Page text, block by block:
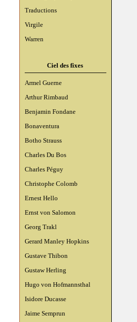
Traductions
Virgile
Warren
Ciel des fixes
Armel Guerne
Arthur Rimbaud
Benjamin Fondane
Bonaventura
Botho Strauss
Charles Du Bos
Charles Péguy
Christophe Colomb
Ernest Hello
Ernst von Salomon
Georg Trakl
Gerard Manley Hopkins
Gustave Thibon
Gustaw Herling
Hugo von Hofmannsthal
Isidore Ducasse
Jaime Semprun